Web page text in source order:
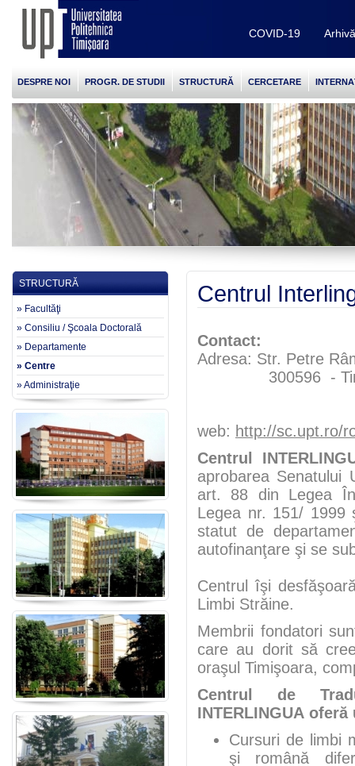
COVID-19
DESPRE NOI PROGR. DE STUDII STRUCTURĂ CERCETARE
STRUCTURĂ
» Facultăţi
» Consiliu / Şcoala Doctorală
» Departamente
» Centre
» Administraţie
Centrul
Contact:
Adresa: Str. Petre
300596 -
web: http://sc.upt.ro/
Centrul
aprobarea Senatului
art. 88 din Legea
Legea nr. 151/ 1999
statut de
autofinanţare şi se
Centrul îşi
Limbi Străine.
Membrii fondatori
care au dorit să
oraşul Timişoara,
Centrul de
INTERLINGUA
Cursuri de limbi
şi română